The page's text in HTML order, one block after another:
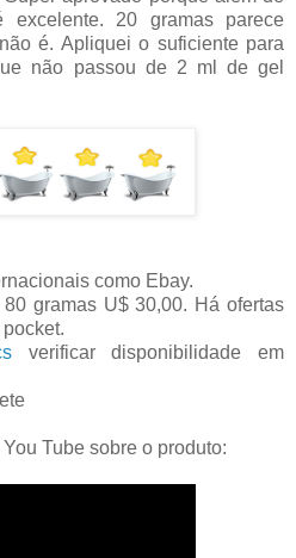
excelente. 20 gramas parece
é. Apliquei o suficiente para
não passou de 2 ml de gel
como Ebay.
gramas U$ 30,00. Há ofertas
verificar disponibilidade em
Tube sobre o produto: